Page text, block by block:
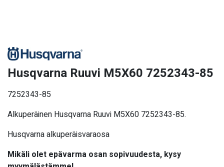
Husqvarna Ruuvi M5X60 7252343-85
7252343-85
Alkuperäinen Husqvarna Ruuvi M5X60 7252343-85.
Husqvarna alkuperäisvaraosa
Mikäli olet epävarma osan sopivuudesta, kysy